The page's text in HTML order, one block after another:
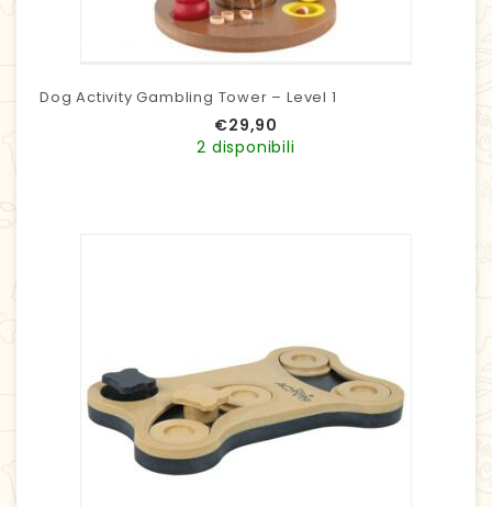
Dog Activity Gambling Tower – Level 1
€29,90
2 disponibili